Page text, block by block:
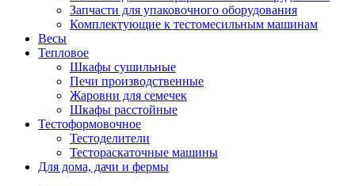
Запчасти для упаковочного оборудования
Комплектующие к тестомесильным машинам
Весы
Тепловое
Шкафы сушильные
Печи производственные
Жаровни для семечек
Шкафы расстойные
Тестоформовочное
Тестоделители
Тестораскаточные машины
Для дома, дачи и фермы